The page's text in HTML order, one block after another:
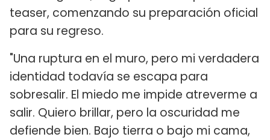
teaser, comenzando su preparación oficial
para su regreso.
"Una ruptura en el muro, pero mi verdadera
identidad todavía se escapa para
sobresalir. El miedo me impide atreverme a
salir. Quiero brillar, pero la oscuridad me
defiende bien. Bajo tierra o bajo mi cama,